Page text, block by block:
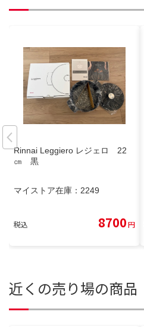
Rinnai Leggiero レジェロ 22
㎝ 黒
マイストア在庫： 2249
税込 8700円
近くの売り場の商品